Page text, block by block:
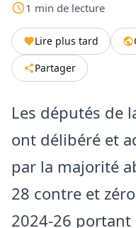
1 min de lecture
Lire plus tard
Partager
Les députés de
ont délibéré et
par la majorité
28 contre et
2024-26